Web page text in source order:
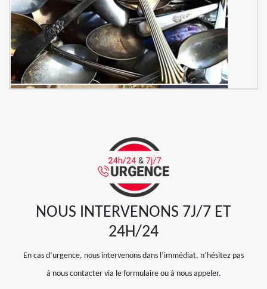
NOUS INTERVENONS 7J/7 ET
24H/24
En cas d’urgence, nous intervenons dans l’immédiat, n’hésitez pas
à nous contacter via le formulaire ou à nous appeler.